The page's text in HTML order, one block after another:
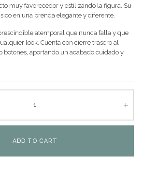
muy favorecedor y estilizando la figura. Su
en una prenda elegante y diferente.
atemporal que nunca falla y que
look. Cuenta con cierre trasero al
botones, aportando un acabado cuidado y
ADD TO CART